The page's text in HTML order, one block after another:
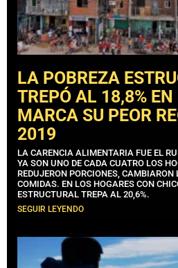
LA POBREZA
TREPÓ AL 18,8%
MARCA SU PEOR
2019
LA CARENCIA ALIMENTARIA FUE EL
YA SON UNO DE CADA CUATRO LOS
REDUJERON PORCIONES, CAMBIARON
COMIDAS. EN LOS HOGARES CON
ESTRUCTURAL TREPA AL 20,6%.
SEGUIR LEYENDO